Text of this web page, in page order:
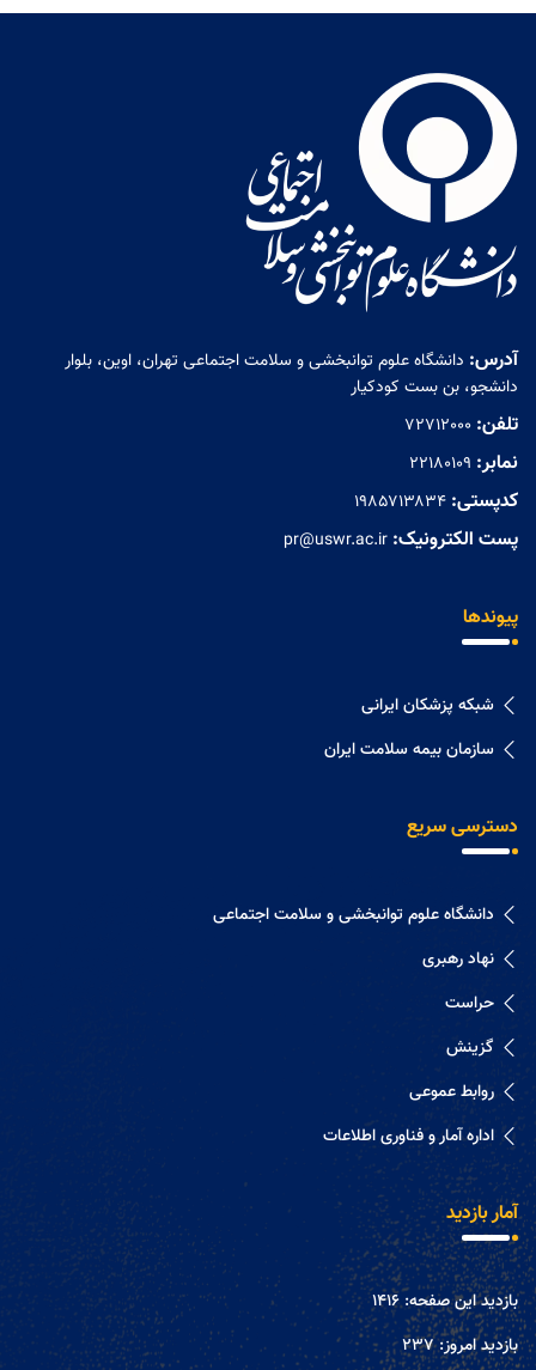
آدرس: دانشگاه علوم توانبخشی و سلامت اجتماعی تهران، اوین، بلوار
دانشجو، بن بست کودکیار
تلفن: 72712000
نمابر: ۲۲۱۸۰۱۰۹
کدپستی: ۱۹۸۵۷۱۳۸۳۴
پست الکترونیک: pr@uswr.ac.ir
پیوندها
شبکه پزشکان ایرانی
سازمان بیمه سلامت ایران
دسترسی سریع
دانشگاه علوم توانبخشی و سلامت اجتماعی
نهاد رهبری
حراست
گزینش
روابط عموعی
اداره آمار و فناوری اطلاعات
آمار بازدید
بازدید این صفحه:1416
بازدید امروز:237